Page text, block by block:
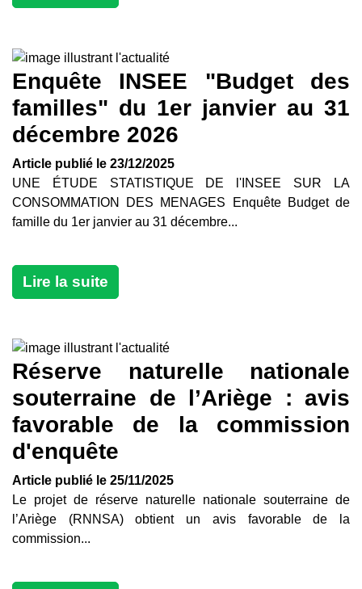
Enquête INSEE "Budget des
familles" du 1er janvier au 31
décembre 2026
Article publié le 23/12/2025
UNE ÉTUDE STATISTIQUE DE l'INSEE SUR LA
CONSOMMATION DES MENAGES Enquête Budget de
famille du 1er janvier au 31 décembre...
Lire la suite
Réserve naturelle nationale
souterraine de l’Ariège : avis
favorable de la commission
d'enquête
Article publié le 25/11/2025
Le projet de réserve naturelle nationale souterraine de
l’Ariège (RNNSA) obtient un avis favorable de la
commission...